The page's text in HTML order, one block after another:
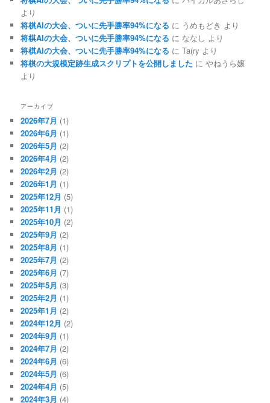
より
将棋AIの大会、ついに先手勝率94%になる に うめもどき より
将棋AIの大会、ついに先手勝率94%になる に ななし より
将棋AIの大会、ついに先手勝率94%になる にTa(ry より
将棋の大規模定跡生成スクリプトを公開しました にやねうら嬢
より
アーカイブ
2026年7月 (1)
2026年6月 (1)
2026年5月 (2)
2026年4月 (2)
2026年2月 (2)
2026年1月 (1)
2025年12月 (5)
2025年11月 (1)
2025年10月 (2)
2025年9月 (2)
2025年8月 (1)
2025年7月 (2)
2025年6月 (7)
2025年5月 (3)
2025年2月 (1)
2025年1月 (2)
2024年12月 (2)
2024年9月 (1)
2024年7月 (2)
2024年6月 (6)
2024年5月 (6)
2024年4月 (5)
2024年3月 (4)